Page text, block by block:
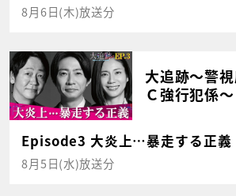
8月6日(木)放送分
大追跡～警
Ｃ強行犯係
Episode3 大炎上…暴走する正義
8月5日(水)放送分